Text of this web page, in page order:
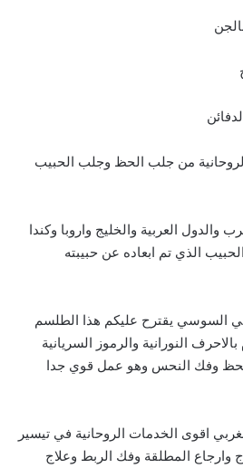
من جلب الحظ وجلب الحبيب
العربية والخليج واروبا وكندا
الذي تم ابعاده عن حبيبته
السوسي يقترح عليكم هذا الطلسم
النورانية والرموز السريانية
وفك النحس وهو عمل قوي جدا
اقوى الخدمات الروحانية في تيسير
وارجاع المطلقة وفك الربط وعلاج